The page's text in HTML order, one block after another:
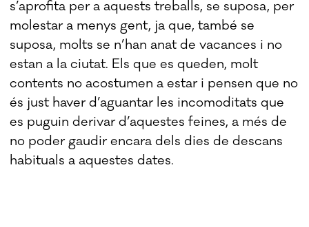
s’aprofita per a aquests treballs, se suposa, per
molestar a menys gent, ja que, també se
suposa, molts se n’han anat de vacances i no
estan a la ciutat. Els que es queden, molt
contents no acostumen a estar i pensen que no
és just haver d’aguantar les incomoditats que
es puguin derivar d’aquestes feines, a més de
no poder gaudir encara dels dies de descans
habituals a aquestes dates.